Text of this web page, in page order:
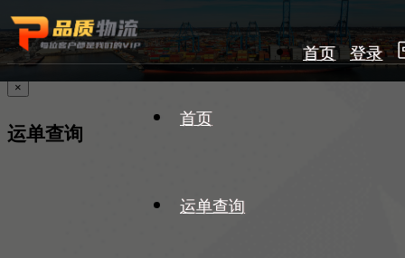
首页 登录
首页
运单查询
×
运单查询